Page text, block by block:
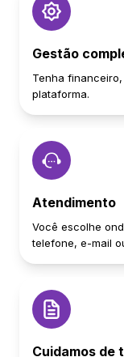
Gestão
Tenha
plataforma.
Atendimento
Você escolhe
telefone, e-mail
Cuidamos de